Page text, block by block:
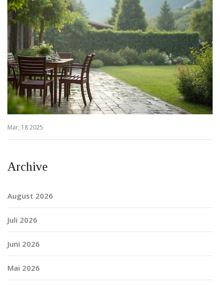
Mär, 18 2025
Archive
August 2026
Juli 2026
Juni 2026
Mai 2026